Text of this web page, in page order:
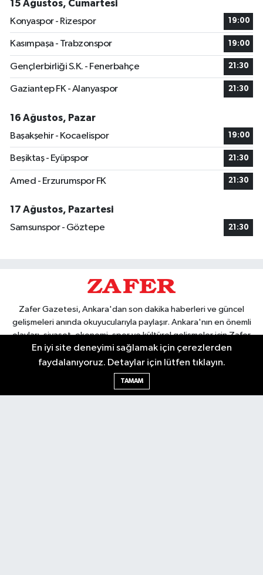
15 Ağustos, Cumartesi
Konyaspor - Rizespor
19:00
Kasımpaşa - Trabzonspor 19:00
Gençlerbirliği S.K. - Fenerbahçe 21:30
Gaziantep FK - Alanyaspor 21:30
16 Ağustos, Pazar
Başakşehir - Kocaelispor
19:00
Beşiktaş - Eyüpspor 21:30
Amed - Erzurumspor FK 21:30
17 Ağustos, Pazartesi
Samsunspor - Göztepe
21:30
Zafer Gazetesi, Ankara'dan son dakika haberleri ve güncel
gelişmeleri anında okuyucularıyla paylaşır. Ankara'nın en önemli
olayları, siyaset, ekonomi, spor ve kültürel gelişmeler için Zafer
Gazetesi'ni takip edin. Başkentin güvendiği haber kaynağı.
En iyi site deneyimi sağlamak için çerezlerden
faydalanıyoruz. Detaylar için lütfen tıklayın.
TAMAM